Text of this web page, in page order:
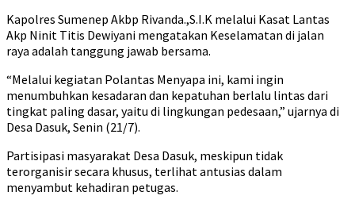
Kapolres Sumenep Akbp Rivanda.,S.I.K melalui Kasat Lantas
Akp Ninit Titis Dewiyani mengatakan Keselamatan di jalan
raya adalah tanggung jawab bersama.
“Melalui kegiatan Polantas Menyapa ini, kami ingin
menumbuhkan kesadaran dan kepatuhan berlalu lintas dari
tingkat paling dasar, yaitu di lingkungan pedesaan,” ujarnya di
Desa Dasuk, Senin (21/7).
Partisipasi masyarakat Desa Dasuk, meskipun tidak
terorganisir secara khusus, terlihat antusias dalam
menyambut kehadiran petugas.